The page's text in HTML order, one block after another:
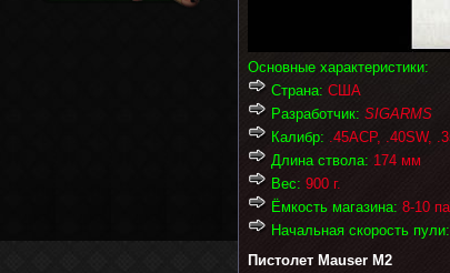
Основные характеристики:
Страна: США
Разработчик: SIGARMS
Калибр: .45ACP, .40SW,
Длина ствола: 174 мм
Вес: 900 г.
Ёмкость магазина: 8-10
Начальная скорость пули:
Пистолет Mauser M2